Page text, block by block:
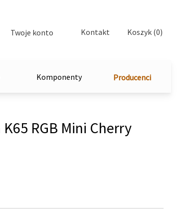
Twoje konto Kontakt Koszyk (0)
Komponenty Producenci
RGB Mini Cherry